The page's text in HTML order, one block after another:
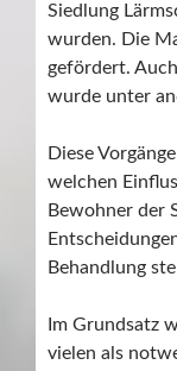
Siedlung
wurden. Die
gefördert.
wurde unter
Diese
welchen
Bewohner der
Behandlung
Im Grundsatz
vielen als